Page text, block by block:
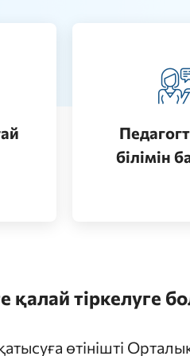
білімінӨту
қалай тіркелуге
өтінішті